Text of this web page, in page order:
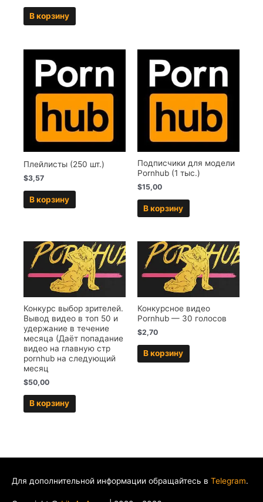
В корзину
Плейлисты (250 шт.)
$3,57
В корзину
Подписчики для модели
Pornhub (1 тыс.)
$15,00
В корзину
Конкурс выбор зрителей.
Вывод видео в топ 50 и
удержание в течение
месяца (Даёт попадание
видео на главную стр
pornhub на следующий
месяц
$50,00
В корзину
Конкурсное видео
Pornhub — 30 голосов
$2,70
В корзину
Для дополнительной информации обращайтесь в Telegram.